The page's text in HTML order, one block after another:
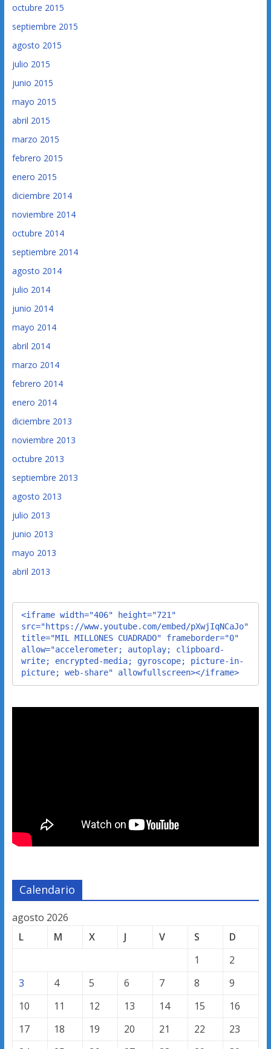
octubre 2015
septiembre 2015
agosto 2015
julio 2015
junio 2015
mayo 2015
abril 2015
marzo 2015
febrero 2015
enero 2015
diciembre 2014
noviembre 2014
octubre 2014
septiembre 2014
agosto 2014
julio 2014
junio 2014
mayo 2014
abril 2014
marzo 2014
febrero 2014
enero 2014
diciembre 2013
noviembre 2013
octubre 2013
septiembre 2013
agosto 2013
julio 2013
junio 2013
mayo 2013
abril 2013
<iframe width="406" height="721"
src="https://www.youtube.com/embed/pXwjIqNCaJo"
title="MIL MILLONES CUADRADO" frameborder="0"
allow="accelerometer; autoplay; clipboard-
write; encrypted-media; gyroscope; picture-in-
picture; web-share" allowfullscreen></iframe>
Calendario
agosto 2026
L
M X J V S
D
1
2
3
4 5 6 7 8
9
10
11 12 13 14 15
16
17
18 19 20 21 22
23